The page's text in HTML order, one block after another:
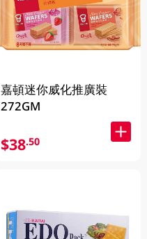
嘉頓迷你威化推廣裝
272GM
$38.50